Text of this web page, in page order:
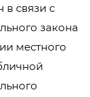
в связи с
закона
местного